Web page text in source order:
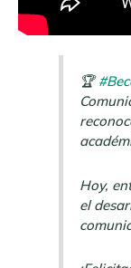
🏆
Hoy,
el